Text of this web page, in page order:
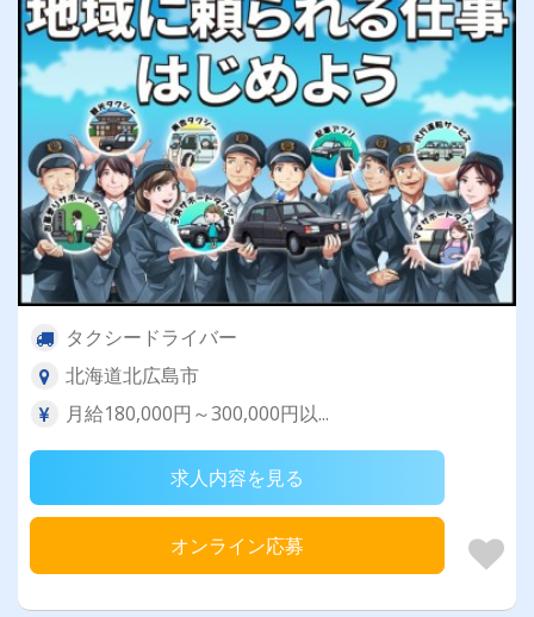
タクシードライバー
北海道北広島市
月給180,000円～300,000円以...
求人内容を見る
オンライン応募